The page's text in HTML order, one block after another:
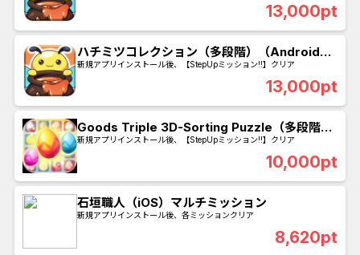
13,000pt
ハチミツコレクション（多段階）（Android）
- エアロバイクを購入
新規アプリインストール後、【StepUpミッション!!】クリア
13,000pt
Goods Triple 3D-Sorting Puzzle（多段階）
（iOS） - レベル800クリア
新規アプリインストール後、【StepUpミッション!!】クリア
10,000pt
石垣職人（iOS）マルチミッション
新規アプリインストール後、各ミッションクリア
8,620pt